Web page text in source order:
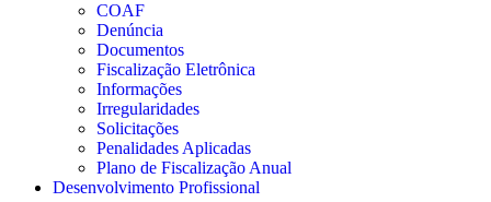
COAF
Denúncia
Documentos
Fiscalização Eletrônica
Informações
Irregularidades
Solicitações
Penalidades Aplicadas
Plano de Fiscalização Anual
Desenvolvimento Profissional